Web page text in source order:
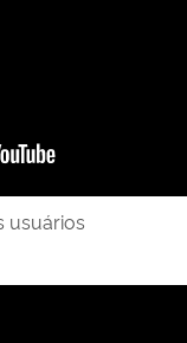
usuários